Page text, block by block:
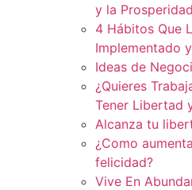
y la
4 Hábitos Que
Implementado
Ideas de
¿Quieres
Tener Libertad
Alcanza tu
¿Como
felicidad?
Vive En